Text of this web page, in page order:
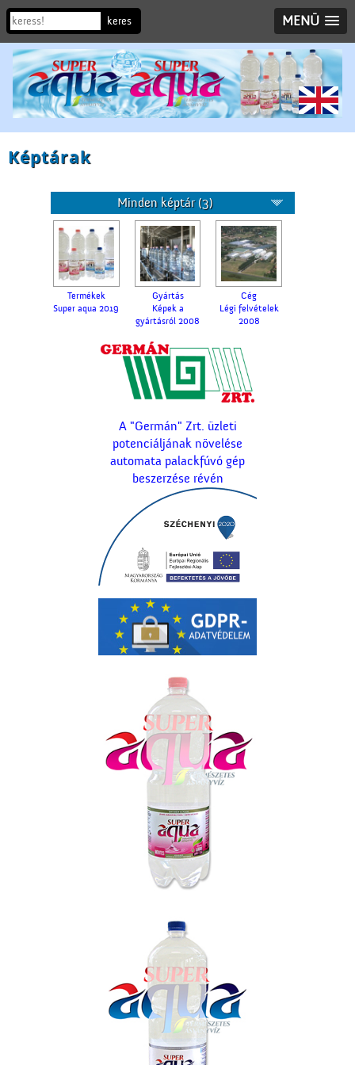
MENÜ
Képtárak
Minden képtár (3)
Termékek
Super aqua 2019
Gyártás
Képek a
gyártásról 2008
Cég
Légi felvételek
2008
A "Germán" Zrt. üzleti
potenciáljának növelése
automata palackfúvó gép
beszerzése révén